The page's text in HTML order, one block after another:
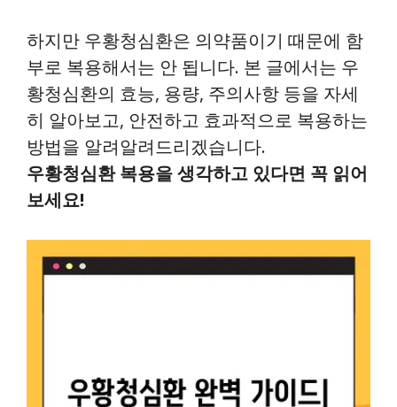
하지만 우황청심환은 의약품이기 때문에 함
부로 복용해서는 안 됩니다. 본 글에서는 우
황청심환의 효능, 용량, 주의사항 등을 자세
히 알아보고, 안전하고 효과적으로 복용하는
방법을 알려알려드리겠습니다.
우황청심환 복용을 생각하고 있다면 꼭 읽어
보세요!